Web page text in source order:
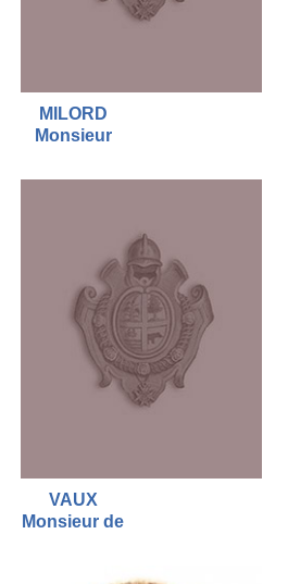
MILORD
Monsieur
VAUX
Monsieur de